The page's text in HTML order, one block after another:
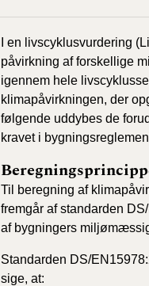
I en livscyklusvurdering
påvirkning af forskellige
igennem hele
klimapåvirkningen, der
følgende uddybes de
kravet i
Til beregning af
fremgår af standarden
af bygningers
Standarden DS/
sige, at: